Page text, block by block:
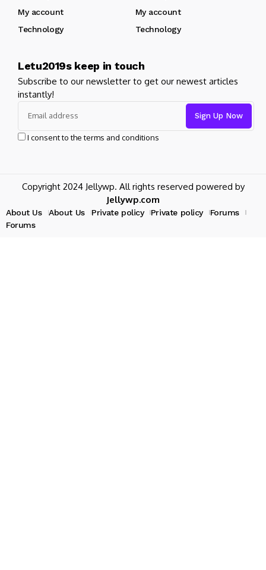
My account
My account
Technology
Technology
Letu2019s keep in touch
Subscribe to our newsletter to get our newest articles
instantly!
I consent to the terms and conditions
Copyright 2024 Jellywp. All rights reserved powered by
Jellywp.com
About Us About Us Private policy Private policy
Forums
Forums